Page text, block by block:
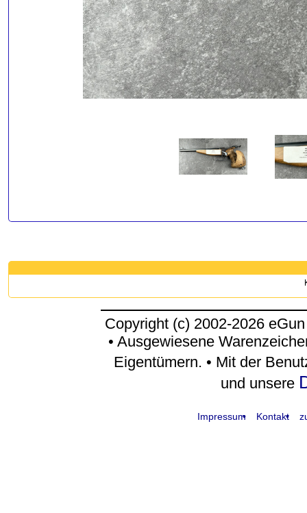
Copyright (c) 2002-2026
• Ausgewiesene
Eigentümern. • Mit der
und unsere
Impressum Kontakt